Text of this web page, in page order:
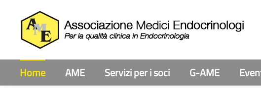
Home AME Servizi per i soci G-AME